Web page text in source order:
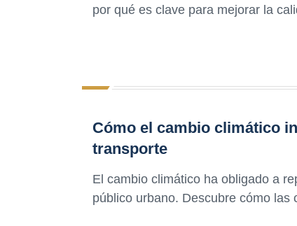
por qué es clave para mejorar la
Cómo el cambio climático
transporte
El cambio climático ha obligado a
público urbano. Descubre cómo las